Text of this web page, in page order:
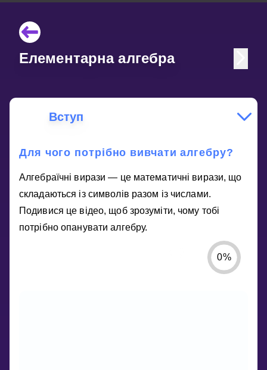
Елементарна алгебра
Вступ
Для чого потрібно вивчати алгебру?
Алгебраїчні вирази — це математичні вирази, що
складаються із символів разом із числами.
Подивися це відео, щоб зрозуміти, чому тобі
потрібно опанувати алгебру.
0%